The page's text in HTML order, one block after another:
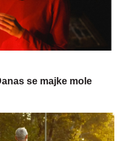
se majke mole